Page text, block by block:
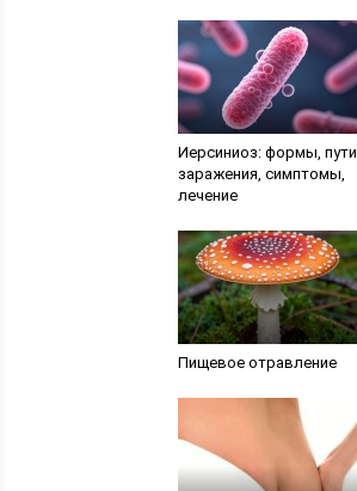
Иерсиниоз: формы, пути
заражения, симптомы,
лечение
Пищевое отравление